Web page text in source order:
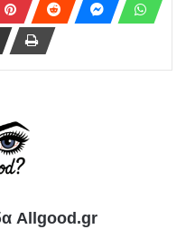
Allgood.gr